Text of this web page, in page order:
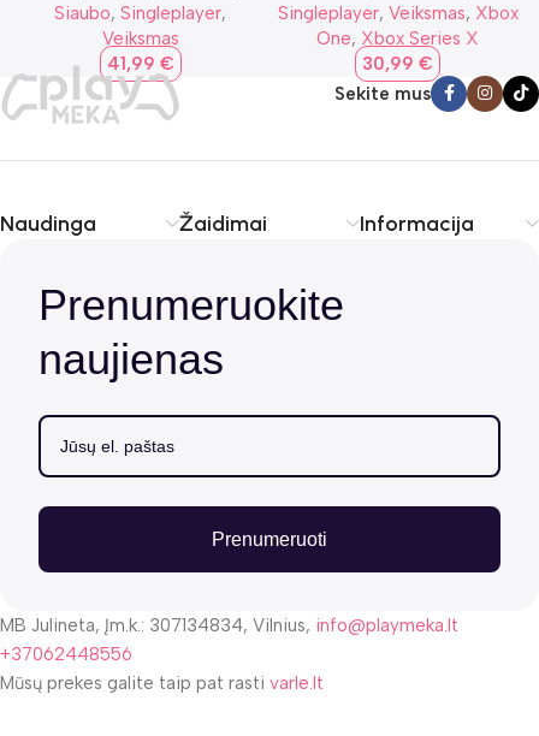
Siaubo,Singleplayer,
Veiksmas
41,99 €
Singleplayer, Veiksmas, Xbox
One, Xbox Series X
30,99€
Sekite mus
Naudinga Žaidimai Informacija
Prenumeruokite
naujienas
Prenumeruoti
MB Julineta, Įm.k.: 307134834, Vilnius, info@playmeka.lt
+37062448556
Mūsų prekes galite taip pat rasti varle.lt